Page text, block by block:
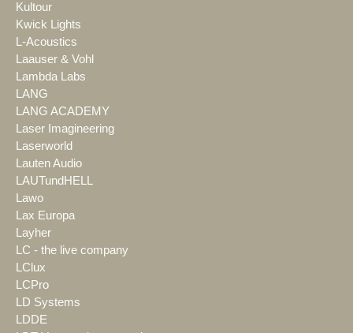
Kultour
Kwick Lights
L-Acoustics
Laauser & Vohl
Lambda Labs
LANG
LANG ACADEMY
Laser Imagineering
Laserworld
Lauten Audio
LAUTundHELL
Lawo
Lax Europa
Layher
LC - the live company
LClux
LCPro
LD Systems
LDDE